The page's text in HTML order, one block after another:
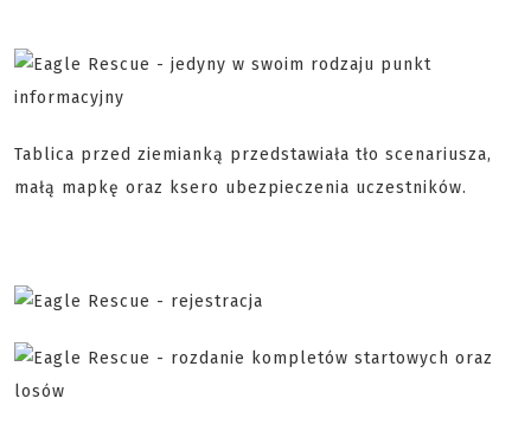
Tablica przed ziemianką przedstawiała tło scenariusza,
małą mapkę oraz ksero ubezpieczenia uczestników.